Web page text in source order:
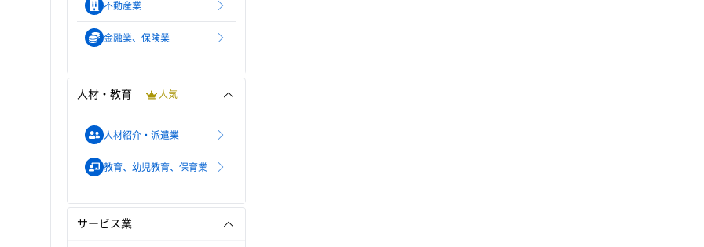
不動産業
金融業、保険業
人材・教育 人気
人材紹介・派遣業
教育、幼児教育、保育業
サービス業